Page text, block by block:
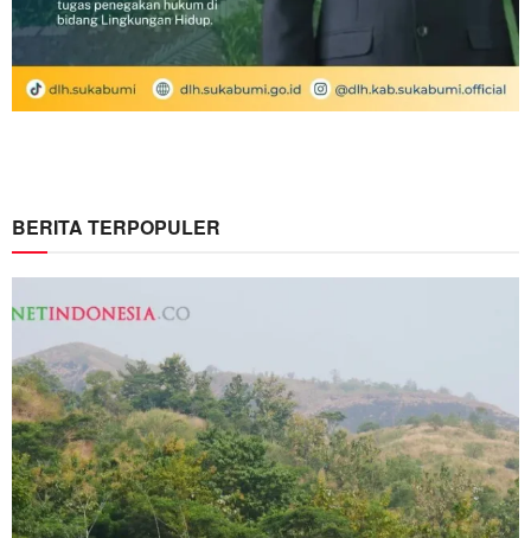
BERITA TERPOPULER